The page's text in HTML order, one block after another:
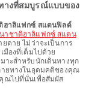
างที่สมบูรณ์แบบของ
ฮาลิแฟกซ์ สแตนฟิลด์
าชาติฮาลิแฟกซ์ สแตน
ดาย ไม่ว่าจะเป็นการ
มืองที่เต็มไปด้วย
าะสำหรับนักเดินทางทุก
ายทางในอุดมคติของคุณ
คุณไปที่นั่นเพื่อสัมผัส